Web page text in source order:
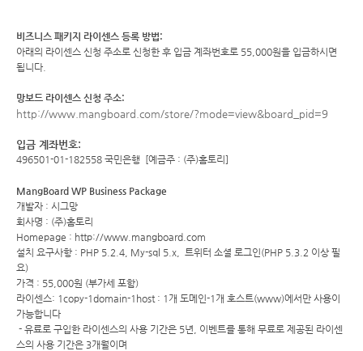
비즈니스 패키지 라이센스 등록 방법:
아래의 라이센스 신청 주소로 신청한 후 입금 계좌번호로 55,000원을 입금하시면
됩니다
망보드 라이센스 신청 주소:
http://www.mangboard.com/store/?mode=view&board_pid=9
입금 계좌번호:
496501-01-182558 국민은행 [예금주 : (주)홈토리]
MangBoard WP Business Package
개발자 : 시그망
회사명 : (주)홈토리
Homepage : http://www.mangboard.com
설치 요구사항 : PHP 5.2.4, My-sql 5.x, 트위터 소셜 로그인(PHP 5.3.2 이상 필
요)
가격 : 55,000원 (부가세 포함)
라이센스: 1copy-1domain-1host : 1개 도메인-1개 호스트(www)에서만 사용이
가능합니다
- 유료로 구입한 라이센스의 사용 기간은 5년, 이벤트를 통해 무료로 제공된 라이센
스의 사용 기간은 3개월이며